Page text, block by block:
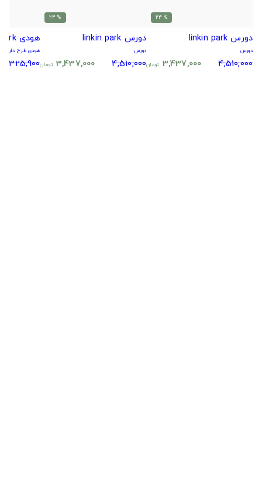
% 24
دورس linkin park
دورس
4,510,000
3,437,000 تومان
% 24
دورس linkin park
دورس
4,510,000
3,437,000 تومان
هودی linkin park
هودی طرح دار
5,325,900